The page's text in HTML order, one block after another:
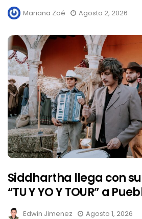
Mariana Zoé Agosto 2, 2026
Siddhartha llega con
“TU Y YO Y TOUR” a
Edwin Jimenez Agosto 1, 2026